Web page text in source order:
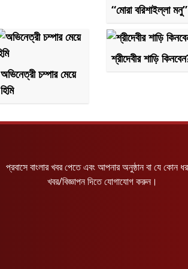
“মোরা বরিশাইল্লা মনু”
অভিনেত্রী চম্পার মেয়ে
হিমি
শ্রীদেবীর শাড়ি
প্রবাসে বাংলার খবর পেতে এবং আপনার অনুষ্ঠান বা যে কোন
খবর/বিজ্ঞাপন দিতে যোগাযোগ করুন।